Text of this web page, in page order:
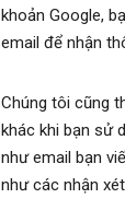
khoản Google,
email để nhận
Chúng tôi cũng
khác khi bạn sử
như email bạn
như các nhận